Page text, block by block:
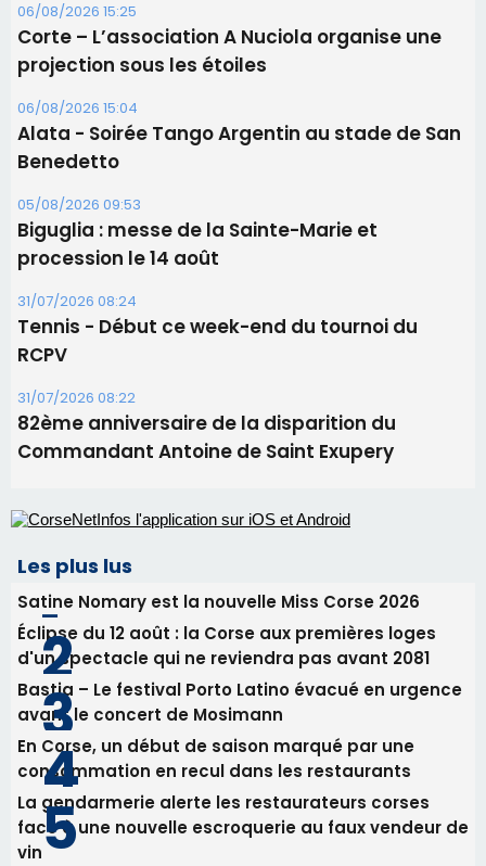
06/08/2026 15:25
Corte – L’association A Nuciola organise une
projection sous les étoiles
06/08/2026 15:04
Alata - Soirée Tango Argentin au stade de San
Benedetto
05/08/2026 09:53
Biguglia : messe de la Sainte-Marie et
procession le 14 août
31/07/2026 08:24
Tennis - Début ce week-end du tournoi du
RCPV
31/07/2026 08:22
82ème anniversaire de la disparition du
Commandant Antoine de Saint Exupery
Les plus lus
Satine Nomary est la nouvelle Miss Corse 2026
Éclipse du 12 août : la Corse aux premières loges
d'un spectacle qui ne reviendra pas avant 2081
Bastia – Le festival Porto Latino évacué en urgence
avant le concert de Mosimann
En Corse, un début de saison marqué par une
consommation en recul dans les restaurants
La gendarmerie alerte les restaurateurs corses
face à une nouvelle escroquerie au faux vendeur de
vin